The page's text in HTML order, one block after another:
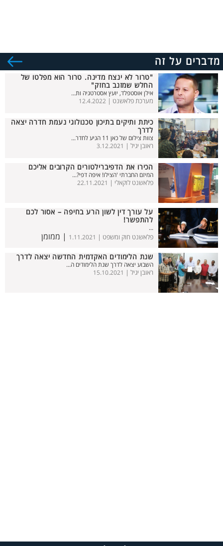
מדברים על זה
"טרור לא ינצח מדינה. טרור הוא מפלטו של
החלש שמזנב בחזק"
אילן אוסטפלד, יועץ אסטרטגיה ות...
מערכת פלאשנט | 12.4.2022
כיתת ותיקים בתיכון טכנולוגי נעמת חדרה יצאה
לדרך
צוות צילום של כאן 11 הגיע לחדר...
ראובן יגיל | 3.12.2021
הכירו את הדפיברילטורים הקרובים אליכם
המיזם החברתי 'הצילו! איפה דפי?...
פלאשנט לוקאלי | 22.11.2021
על עורך דין לשון הרע בחיפה – אסור לכם
להתפשר!
...
פלאשנט חוק ומשפט | 1.11.2021 | ממומן
שנת הלימודים האקדמית החדשה יצאה לדרך
השבוע יצאה לדרך שנת הלימודים ה...
ראובן יגיל | 15.10.2021